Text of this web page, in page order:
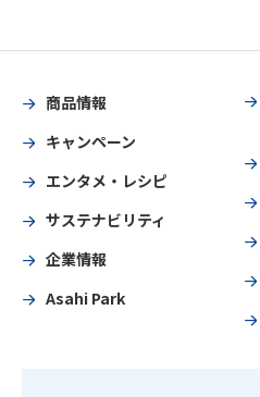
商品情報
キャンペーン
エンタメ・レシピ
サステナビリティ
企業情報
Asahi Park